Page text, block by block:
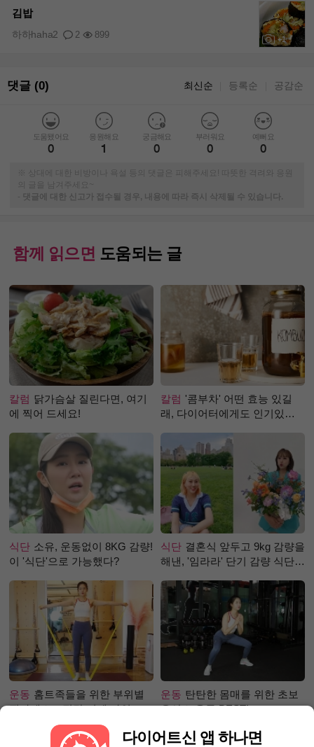
+1
김밥
2 899
하하haha2
댓글 (0) 최신순 등록순 공감순
도움됐어요
0
응원해요
1
궁금해요
0
부러워요
0
예뻐요
0
※ 상대에 대한 비방이나 욕설 등의 댓글은 피해주세요! 따뜻한 격려와 응원
의 글을 남겨주세요~
-
댓글에 대한 신고가 접수될 경우, 내용에 따라 즉시 삭제될 수 있습니다.
함께 읽으면 도움되는 글
칼럼 닭가슴살 질린다면, 여기
에 찍어 드세요!
칼럼 '콤부차' 어떤 효능 있길
래, 다이어터에게도 인기있는
식단 소유, 운동없이 8KG 감량!
이 '식단'으로 가능했다?
식단 결혼식 앞두고 9kg 감량을
해낸, '임라라' 단기 감량 식단
운동 홈트족들을 위한 부위별
필라테스 – 직각 어깨 라인 만
운동 탄탄한 몸매를 위한 초보
유산소 운동 BEST!
다이어트신 앱 하나면